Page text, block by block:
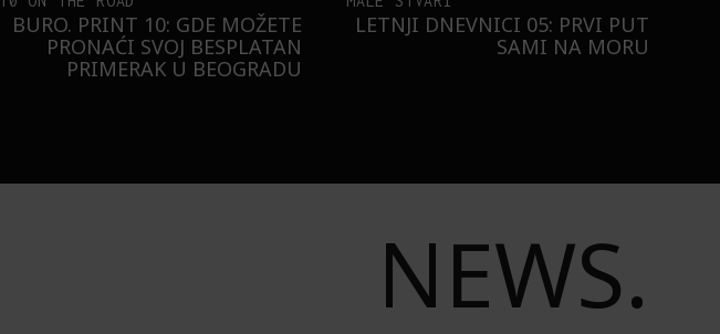
BURO. PRINT 10: GDE MOŽETE
PRONAĆI SVOJ BESPLATAN
PRIMERAK U BEOGRADU
LETNJI DNEVNICI 05: PRVI PUT
SAMI NA MORU
NEWS.